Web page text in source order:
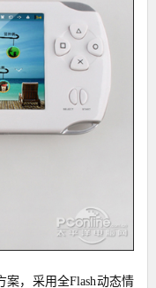
，采用全Flash动态情